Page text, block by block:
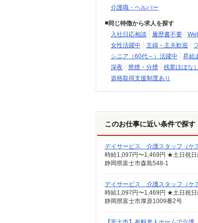
介護職・ヘルパー
同じ特徴から求人を探す
入社日応相談
履歴書不要
女性活躍中
主婦・主夫歓迎
シニア（60代～）活躍中
昇給
深夜
禁煙・分煙 残業ほぼなし
資格取得支援制度あり
このお仕事に近い条件で探す
デイサービス 介護スタッフ（ケ
時給1,097円〜1,469円 ★土日祝
静岡県富士市森島548-1
デイサービス 介護スタッフ（ケ
時給1,097円〜1,469円 ★土日祝
静岡県富士市厚原1009番2号